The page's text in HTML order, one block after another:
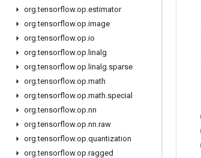
org.tensorflow.op.estimator
org.tensorflow.op.image
org.tensorflow.op.io
org.tensorflow.op. linalg
org.tensorflow.op. linalg.sparse
org.tensorflow.op.math
org.tensorflow.op.math.special
org.tensorflow.op.nn
org.tensorflow.op.nn.raw
org.tensorflow.op.quantization
org.tensorflow.op.ragged